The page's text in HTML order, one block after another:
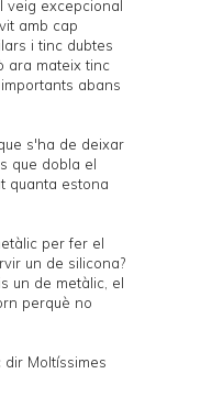
veig excepcional
amb cap
i tinc dubtes
ara mateix tinc
abans
s'ha de deixar
que dobla el
quanta estona
per fer el
un de silicona?
un de metàlic, el
perquè no
Moltíssimes